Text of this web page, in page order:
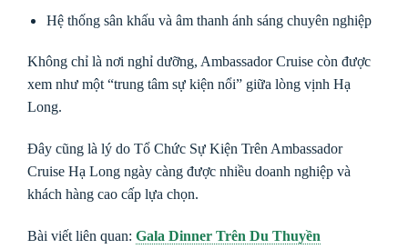
Hệ thống sân khấu và âm thanh ánh sáng chuyên nghiệp
Không chỉ là nơi nghỉ dưỡng, Ambassador Cruise còn được
xem như một “trung tâm sự kiện nổi” giữa lòng vịnh Hạ
Long.
Đây cũng là lý do Tổ Chức Sự Kiện Trên Ambassador
Cruise Hạ Long ngày càng được nhiều doanh nghiệp và
khách hàng cao cấp lựa chọn.
Bài viết liên quan: Gala Dinner Trên Du Thuyền